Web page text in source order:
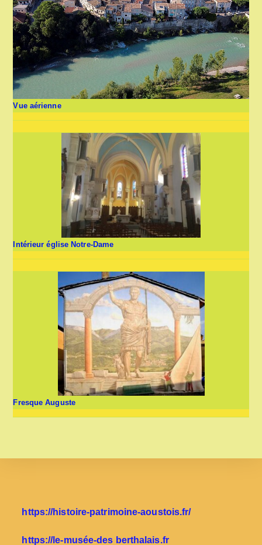
Vue aérienne
Intérieur église Notre-Dame
Fresque Auguste
https://histoire-patrimoine-aoustois.fr/
https://le-musée-des berthalais.fr